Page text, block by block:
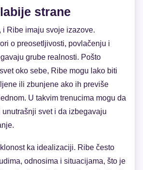
strane
i Ribe imaju svoje izazove.
o preosetljivosti, povlačenju i
grube realnosti. Pošto
oko sebe, Ribe mogu lako biti
ili zbunjene ako ih previše
U takvim trenucima mogu da
svet i da izbegavaju
ka idealizaciji. Ribe često
odnosima i situacijama, što je